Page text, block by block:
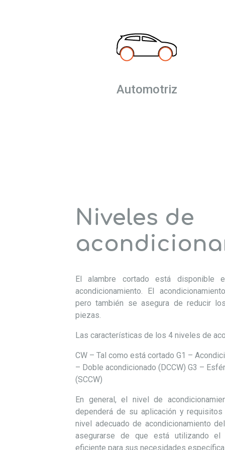
Automotriz
Niveles de
El alambre cortado está disponible
acondicionamiento. El
pero también se asegura de reducir
piezas.
Las características de los 4 niveles de
CW – Tal como está cortado G1 –
– Doble acondicionado (DCCW) G3 –
(SCCW)
En general, el nivel de
dependerá de su aplicación y
nivel adecuado de acondicionamiento
asegurarse de que está utilizando
eficiente para sus necesidades